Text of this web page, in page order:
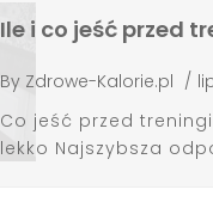
Ile i co jeść przed
By Zdrowe-Kalorie.pl /
Co jeść przed
lekko Najszybsza